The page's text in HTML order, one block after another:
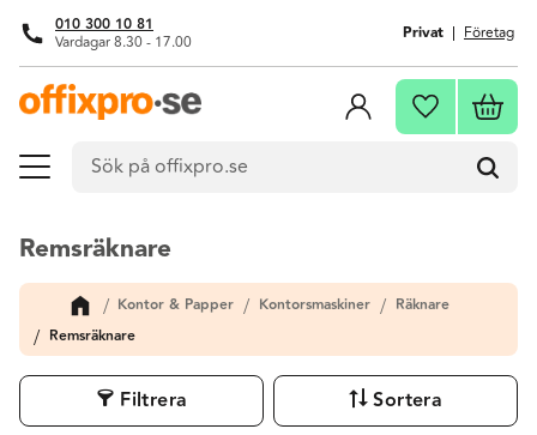
Meny
010 300 10 81
Vardagar 8.30 - 17.00 Privat Företag
Favoriter
Remsräknare
Kontor & Papper Kontorsmaskiner
Räknare
Remsräknare
Filtrera Sortera